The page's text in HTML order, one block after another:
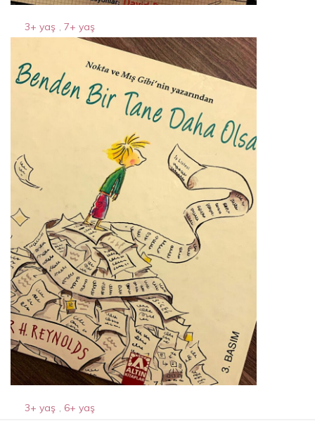
3+ yaş , 7+ yaş
mimar cem kenar
6 Nisan 2024 ByAcparantez.com 1 Min Reading
3+ yaş 6+ yaş